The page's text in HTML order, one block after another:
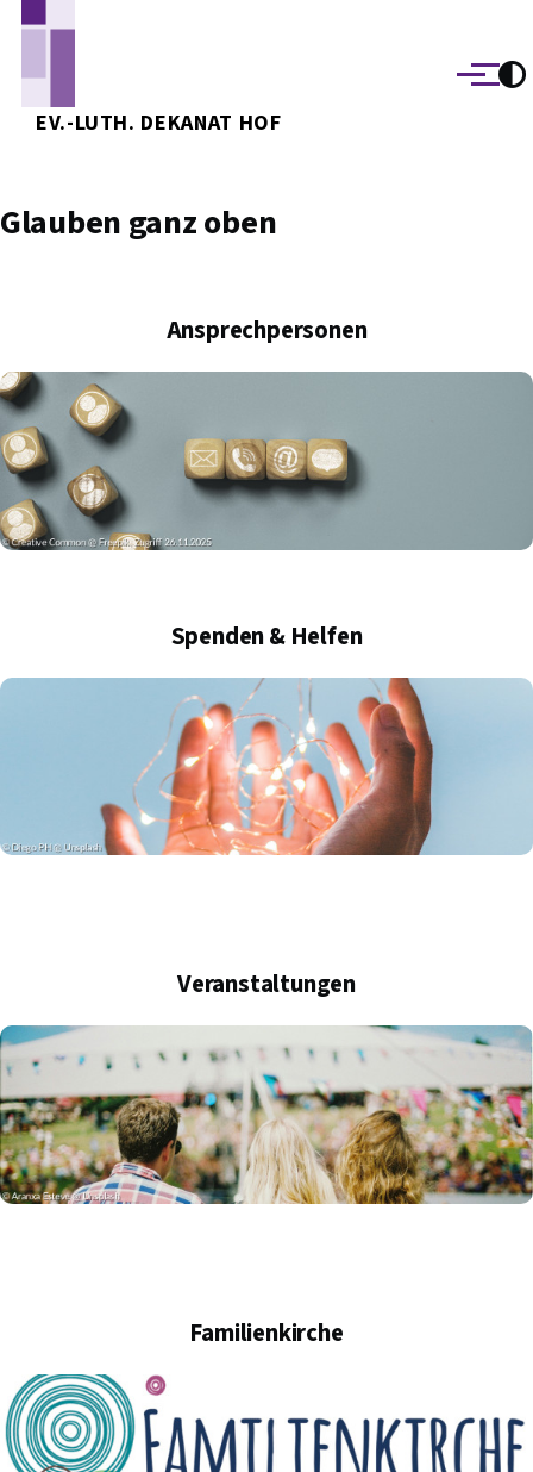
EV.-LUTH. DEKANAT HOF
Menü
Glauben ganz oben
Ansprechpersonen
Spenden & Helfen
Veranstaltungen
Familienkirche